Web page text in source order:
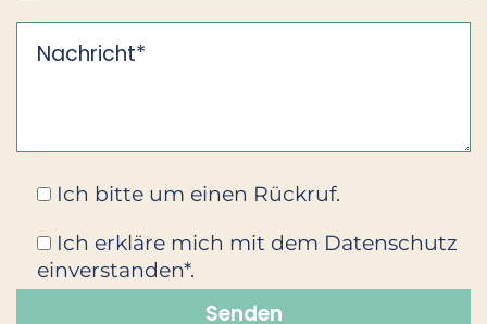
Ich bitte um einen Rückruf.
Ich erkläre mich mit dem Datenschutz
einverstanden*.